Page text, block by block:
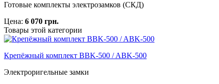
Готовые комплекты электрозамков (СКД)
Цена: 6 070 грн.
Товары этой категории
Крепёжный комплект BBK-500 / ABK-500
Электроригельные замки